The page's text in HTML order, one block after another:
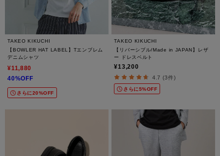
TAKEO KIKUCHI
【BOWLER HAT LABEL】Tエンブレム
デニムシャツ
¥11,880
40%OFF
さらに20%OFF
TAKEO KIKUCHI
【リバーシブル/Made in JAPAN】レザ
ー ドレスベルト
¥13,200
4.7 (3件)
さらに5%OFF